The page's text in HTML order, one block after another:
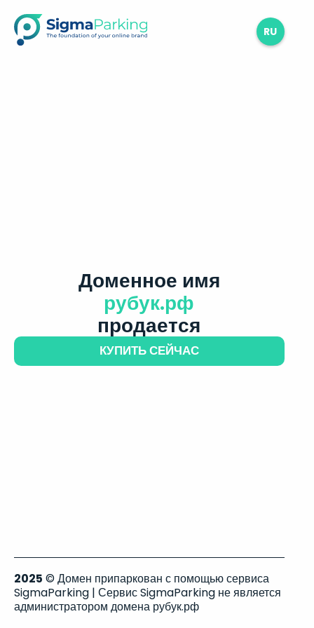
RU
Доменное имя
рубук.рф
продается
КУПИТЬ СЕЙЧАС
2025 © Домен припаркован с помощью сервиса
SigmaParking | Сервис SigmaParking не является
администратором домена рубук.рф